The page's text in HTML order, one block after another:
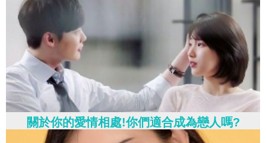
關於你的愛情相處!你們適合成為戀人嗎?